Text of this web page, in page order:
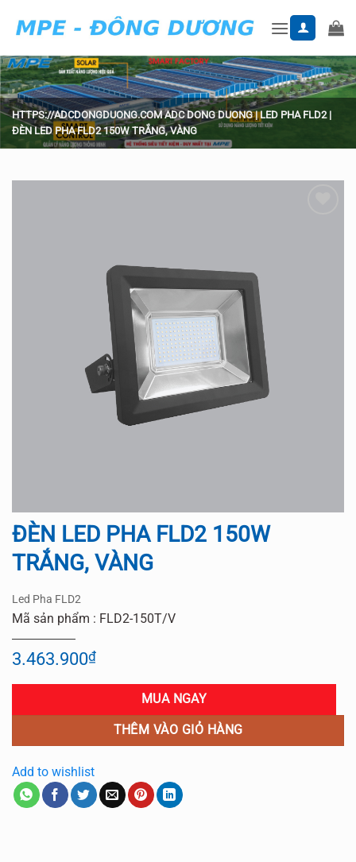
HTTPS://ADCDONGDUONG.COM ADC DONG DUONG|LED PHA FLD2|
ĐÈN LED PHA FLD2 150W TRẮNG, VÀNG
ĐÈN LED PHA FLD2 150W
TRẮNG, VÀNG
Led Pha FLD2
Mã sản phẩm : FLD2-150T/V
3.463.900₫
MUA NGAY
THÊM VÀO GIỎ HÀNG
Add to wishlist